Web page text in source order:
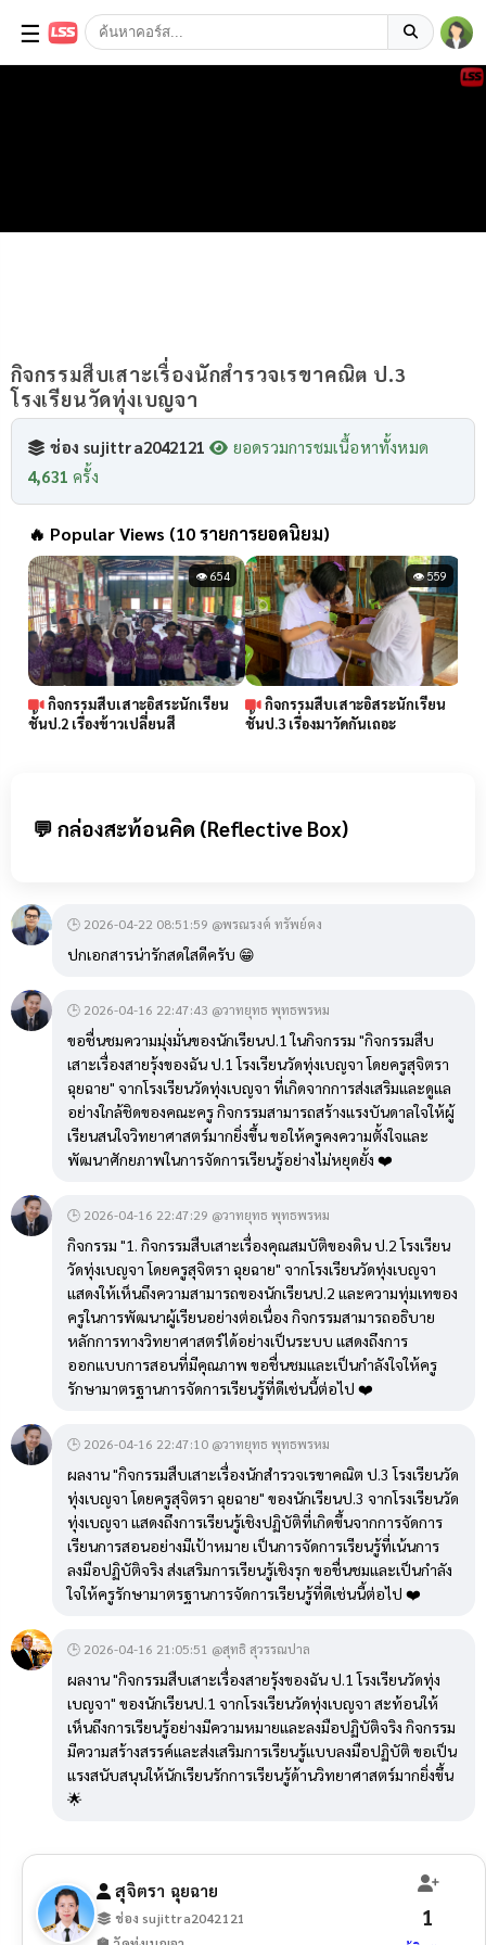
☰
กิจกรรมสืบเสาะเรื่องนักสำรวจเรขาคณิต ป.3
โรงเรียนวัดทุ่งเบญจา
ช่อง sujittra2042121
ยอดรวมการชมเนื้อหาทั้งหมด
4,631 ครั้ง
🔥 Popular Views (10 รายการยอดนิยม)
👁 654
กิจกรรมสืบเสาะอิสระนักเรียน
ชั้นป.2 เรื่องข้าวเปลี่ยนสี
👁 559
กิจกรรมสืบเสาะอิสระนักเรียน
ชั้นป.3 เรื่องมาวัดกันเถอะ
💬 กล่องสะท้อนคิด (Reflective Box)
🕒 2026-04-22 08:51:59 @พรณรงค์ ทรัพย์คง
ปกเอกสารน่ารักสดใสดีครับ 😁
🕒 2026-04-16 22:47:43 @วาทยุทธ พุทธพรหม
ขอชื่นชมความมุ่งมั่นของนักเรียนป.1 ในกิจกรรม "กิจกรรมสืบ
เสาะเรื่องสายรุ้งของฉัน ป.1 โรงเรียนวัดทุ่งเบญจา โดยครูสุจิตรา
ฉุยฉาย" จากโรงเรียนวัดทุ่งเบญจา ที่เกิดจากการส่งเสริมและดูแล
อย่างใกล้ชิดของคณะครู กิจกรรมสามารถสร้างแรงบันดาลใจให้ผู้
เรียนสนใจวิทยาศาสตร์มากยิ่งขึ้น ขอให้ครูคงความตั้งใจและ
พัฒนาศักยภาพในการจัดการเรียนรู้อย่างไม่หยุดยั้ง ❤️
🕒 2026-04-16 22:47:29 @วาทยุทธ พุทธพรหม
กิจกรรม "1. กิจกรรมสืบเสาะเรื่องคุณสมบัติของดิน ป.2 โรงเรียน
วัดทุ่งเบญจา โดยครูสุจิตรา ฉุยฉาย" จากโรงเรียนวัดทุ่งเบญจา
แสดงให้เห็นถึงความสามารถของนักเรียนป.2 และความทุ่มเทของ
ครูในการพัฒนาผู้เรียนอย่างต่อเนื่อง กิจกรรมสามารถอธิบาย
หลักการทางวิทยาศาสตร์ได้อย่างเป็นระบบ แสดงถึงการ
ออกแบบการสอนที่มีคุณภาพ ขอชื่นชมและเป็นกำลังใจให้ครู
รักษามาตรฐานการจัดการเรียนรู้ที่ดีเช่นนี้ต่อไป ❤️
🕒 2026-04-16 22:47:10 @วาทยุทธ พุทธพรหม
ผลงาน "กิจกรรมสืบเสาะเรื่องนักสำรวจเรขาคณิต ป.3 โรงเรียนวัด
ทุ่งเบญจา โดยครูสุจิตรา ฉุยฉาย" ของนักเรียนป.3 จากโรงเรียนวัด
ทุ่งเบญจา แสดงถึงการเรียนรู้เชิงปฏิบัติที่เกิดขึ้นจากการจัดการ
เรียนการสอนอย่างมีเป้าหมาย เป็นการจัดการเรียนรู้ที่เน้นการ
ลงมือปฏิบัติจริง ส่งเสริมการเรียนรู้เชิงรุก ขอชื่นชมและเป็นกำลัง
ใจให้ครูรักษามาตรฐานการจัดการเรียนรู้ที่ดีเช่นนี้ต่อไป ❤️
🕒 2026-04-16 21:05:51 @สุทธิ สุวรรณปาล
ผลงาน "กิจกรรมสืบเสาะเรื่องสายรุ้งของฉัน ป.1 โรงเรียนวัดทุ่ง
เบญจา" ของนักเรียนป.1 จากโรงเรียนวัดทุ่งเบญจา สะท้อนให้
เห็นถึงการเรียนรู้อย่างมีความหมายและลงมือปฏิบัติจริง กิจกรรม
มีความสร้างสรรค์และส่งเสริมการเรียนรู้แบบลงมือปฏิบัติ ขอเป็น
แรงสนับสนุนให้นักเรียนรักการเรียนรู้ด้านวิทยาศาสตร์มากยิ่งขึ้น
🌟
สุจิตรา ฉุยฉาย
ช่อง sujittra2042121
1